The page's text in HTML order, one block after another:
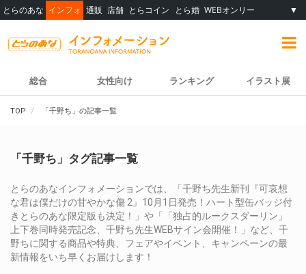
とらのあな インフォ 通販 店舗 とらコイン とら婚 WEBオンリー ▼
総合 女性向け ランキング イラスト展
TOP 「千野ち」の記事一覧
「千野ち」タグ記事一覧
とらのあなインフォメーションでは、「千野ち先生新刊『可哀想
な君は僕だけの甘やかな傷 2』10月1日発売！ハート型缶バッジ付
きとらのあな限定版も決定！」や「「独占的ルークスダーリン」
上下巻同時発売記念、千野ち先生WEBサイン会開催！」など、千
野ちに関する商品や特典、フェアやイベント、キャンペーンの最
新情報をいち早くお届けします！